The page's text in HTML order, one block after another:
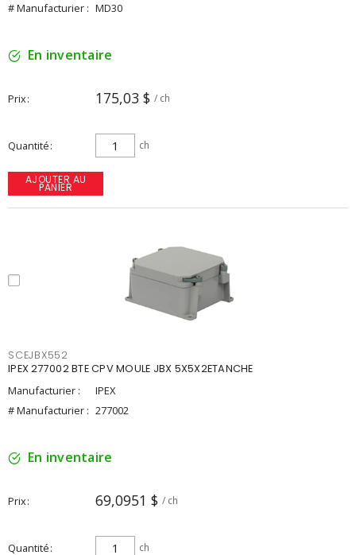
# Manufacturier : MD30
En inventaire
Prix 175,03 $ / ch
Quantité ch
AJOUTER AU
PANIER
SCEJBX552
IPEX 277002 BTE CPV MOULE JBX 5X5X2ETANCHE
Manufacturier :
IPEX
# Manufacturier : 277002
En inventaire
Prix 69,0951 $ / ch
Quantité ch